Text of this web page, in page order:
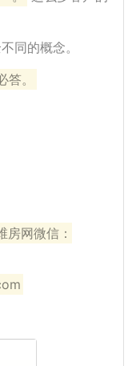
同的概念。
答。
网微信：